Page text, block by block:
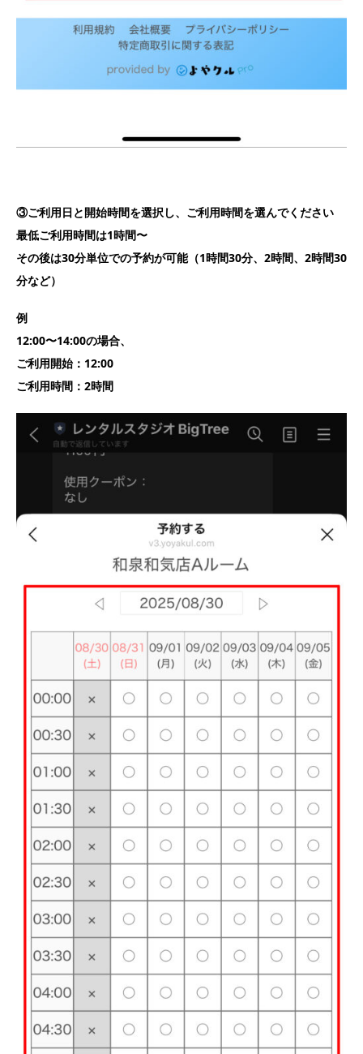
③ご利用日と開始時間を選択し、ご利用時間を選んでください
最低ご利用時間は1時間〜
その後は30分単位での予約が可能（1時間30分、2時間、2時間30
分など）
例
12:00〜14:00の場合、
ご利用開始：12:00
ご利用時間：2時間